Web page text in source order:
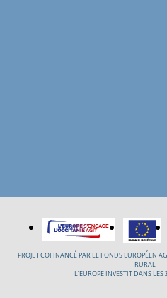
PROJET COFINANCÉ PAR LE FONDS EUROPÉEN
RURAL
L’EUROPE INVESTIT DANS LES